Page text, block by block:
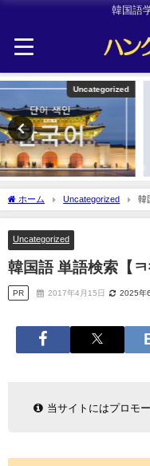
韓国語
ホーム Uncategorized 韓
Uncategorized
韓国語 単語検索【ㅋ
PR 2017年4月15日 2025年
当サイトにはプロモ